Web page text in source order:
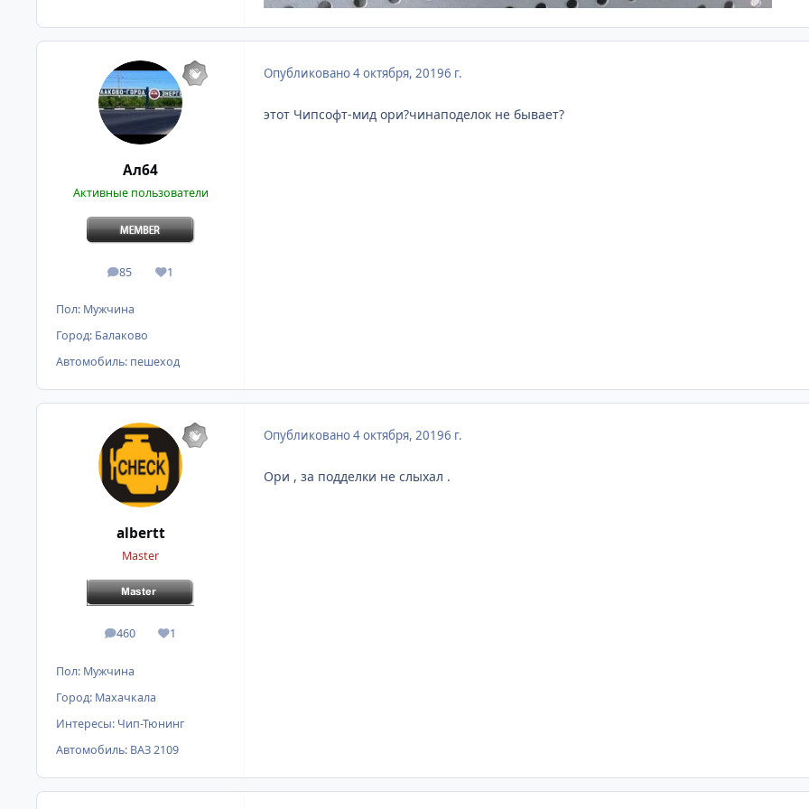
Ал64
Активные пользователи
85
сообщения
1
Репутация
Пол: Мужчина
Город: Балаково
Автомобиль: пешеход
Опубликовано4 октября, 20196 г.
этот Чипсофт-мид ори?чинаподелок не бывает?
albertt
Master
460
сообщения
1
Репутация
Пол: Мужчина
Город: Махачкала
Интересы: Чип-Тюнинг
Автомобиль: ВАЗ 2109
Опубликовано4 октября, 20196 г.
Ори , за подделки не слыхал .